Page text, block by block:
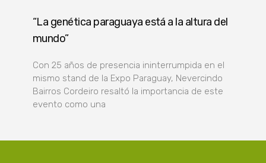
“La genética paraguaya está a la altura del
mundo”
Con 25 años de presencia ininterrumpida en el
mismo stand de la Expo Paraguay, Nevercindo
Bairros Cordeiro resaltó la importancia de este
evento como una